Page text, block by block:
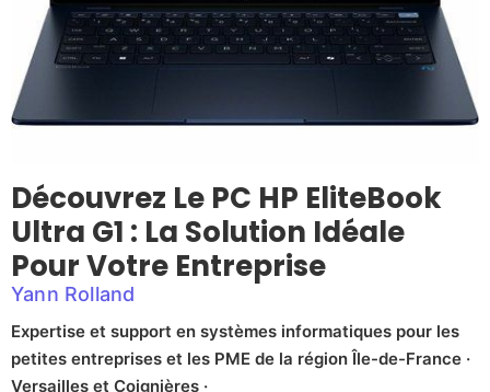
Découvrez Le PC HP EliteBook
Ultra G1 : La Solution Idéale
Pour Votre Entreprise
Yann Rolland
Expertise et support en systèmes informatiques pour les
petites entreprises et les PME de la région Île-de-France ·
Versailles et Coignières ·